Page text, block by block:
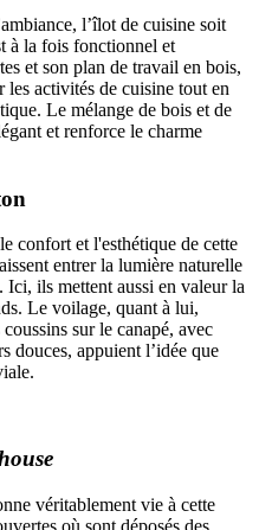
l’îlot de cuisine soit
à la fois fonctionnel et
et son plan de travail en bois,
activités de cuisine tout en
Le mélange de bois et de
et renforce le charme
confort et l'esthétique de cette
entrer la lumière naturelle
ils mettent aussi en valeur la
Le voilage, quant à lui,
sur le canapé, avec
douces, appuient l’idée que
véritablement vie à cette
où sont déposés des